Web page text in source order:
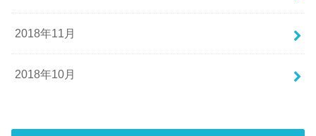
2018年11月
2018年10月